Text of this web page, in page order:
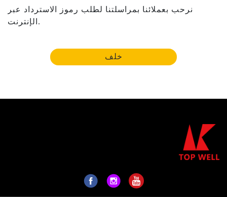
نرحب بعملائنا بمراسلتنا لطلب رموز الاسترداد عبر
الإنترنت.
خلف